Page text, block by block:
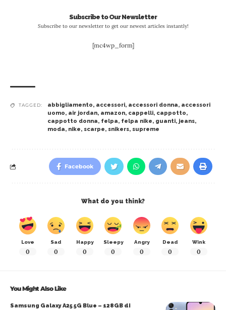
Subscribe to Our Newsletter
Subscribe to our newsletter to get our newest articles instantly!
[mc4wp_form]
TAGGED: abbigliamento, accessori, accessori donna, accessori
uomo, air jordan, amazon, cappelli, cappotto,
cappotto donna, felpa, felpa nike, guanti, jeans,
moda, nike, scarpe, snikers, supreme
Facebook
What do you think?
Love
0
Sad
0
Happy
0
Sleepy
0
Angry
0
Dead
0
Wink
0
You Might Also Like
Samsung Galaxy A25 5G Blue – 128GB di